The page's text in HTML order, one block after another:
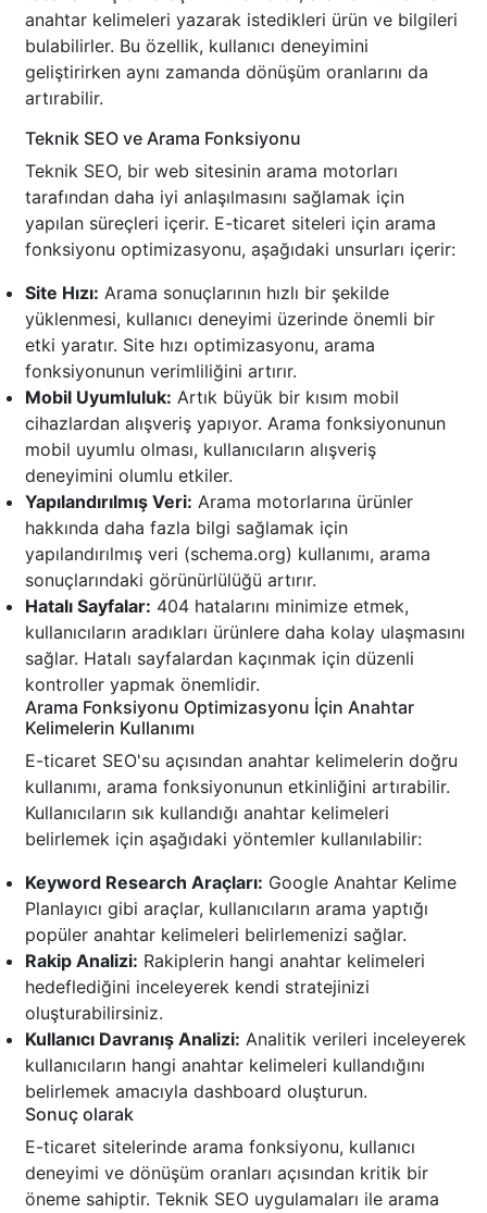
anahtar kelimeleri yazarak istedikleri ürün ve bilgileri
bulabilirler. Bu özellik, kullanıcı deneyimini
geliştirirken aynı zamanda dönüşüm oranlarını da
artırabilir.
Teknik SEO ve Arama Fonksiyonu
Teknik SEO, bir web sitesinin arama motorları
tarafından daha iyi anlaşılmasını sağlamak için
yapılan süreçleri içerir. E-ticaret siteleri için arama
fonksiyonu optimizasyonu, aşağıdaki unsurları içerir:
Site Hızı: Arama sonuçlarının hızlı bir şekilde
yüklenmesi, kullanıcı deneyimi üzerinde önemli bir
etki yaratır. Site hızı optimizasyonu, arama
fonksiyonunun verimliliğini artırır.
Mobil Uyumluluk: Artık büyük bir kısım mobil
cihazlardan alışveriş yapıyor. Arama fonksiyonunun
mobil uyumlu olması, kullanıcıların alışveriş
deneyimini olumlu etkiler.
Yapılandırılmış Veri: Arama motorlarına ürünler
hakkında daha fazla bilgi sağlamak için
yapılandırılmış veri (schema.org) kullanımı, arama
sonuçlarındaki görünürlülüğü artırır.
Hatalı Sayfalar: 404 hatalarını minimize etmek,
kullanıcıların aradıkları ürünlere daha kolay ulaşmasını
sağlar. Hatalı sayfalardan kaçınmak için düzenli
kontroller yapmak önemlidir.
Arama Fonksiyonu Optimizasyonu İçin Anahtar
Kelimelerin Kullanımı
E-ticaret SEO'su açısından anahtar kelimelerin doğru
kullanımı, arama fonksiyonunun etkinliğini artırabilir.
Kullanıcıların sık kullandığı anahtar kelimeleri
belirlemek için aşağıdaki yöntemler kullanılabilir:
Keyword Research Araçları: Google Anahtar Kelime
Planlayıcı gibi araçlar, kullanıcıların arama yaptığı
popüler anahtar kelimeleri belirlemenizi sağlar.
Rakip Analizi: Rakiplerin hangi anahtar kelimeleri
hedeflediğini inceleyerek kendi stratejinizi
oluşturabilirsiniz.
Kullanıcı Davranış Analizi: Analitik verileri inceleyerek
kullanıcıların hangi anahtar kelimeleri kullandığını
belirlemek amacıyla dashboard oluşturun.
Sonuç olarak
E-ticaret sitelerinde arama fonksiyonu, kullanıcı
deneyimi ve dönüşüm oranları açısından kritik bir
öneme sahiptir. Teknik SEO uygulamaları ile arama